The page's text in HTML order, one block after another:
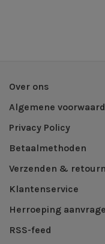
Over ons
Algemene
Privacy Policy
Betaalmethoden
Verzenden &
Klantenservice
Herroeping
RSS-feed